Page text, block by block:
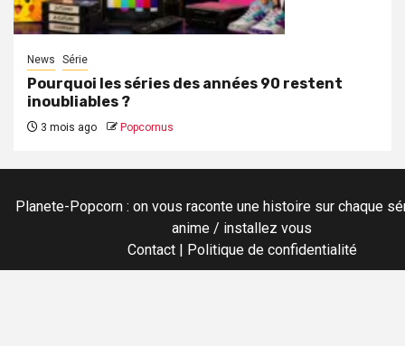
News Série
Pourquoi les séries des années 90 restent
inoubliables ?
3 mois ago Popcornus
Planete-Popcorn : on vous raconte une histoire sur chaque
anime / installez vous
Contact| Politique de confidentialité